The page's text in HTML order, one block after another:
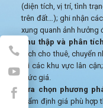
(diện tích, vị trí, tình
trên đất…); ghi nhận
xung quanh ảnh hưởng
Thu thập và phân
dịch cho thuê, chuyển
tại các khu vực lân
mức giá.
Lựa chọn phương
thẩm định giá phù